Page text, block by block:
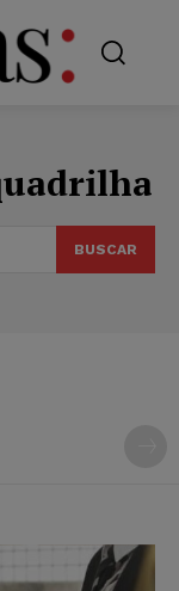
BUSCAR